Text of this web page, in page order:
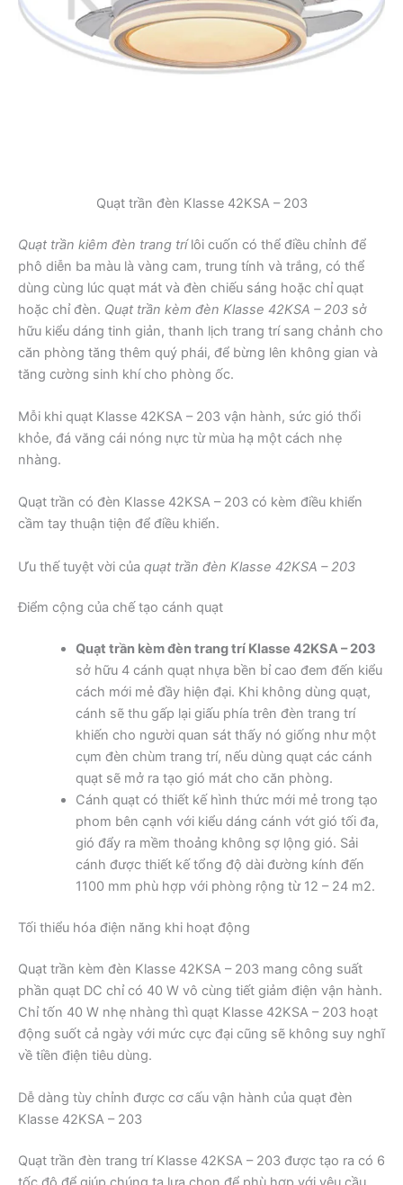
Quạt trần đèn Klasse 42KSA – 203
Quạt trần kiêm đèn trang trílôi cuốn có thể điều chỉnh để
phô diễn ba màu là vàng cam, trung tính và trắng, có thể
dùng cùng lúc quạt mát và đèn chiếu sáng hoặc chỉ quạt
hoặc chỉ đèn. Quạt trần kèm đèn Klasse 42KSA – 203 sở
hữu kiểu dáng tinh giản, thanh lịch trang trí sang chảnh cho
căn phòng tăng thêm quý phái, để bừng lên không gian và
tăng cường sinh khí cho phòng ốc.
Mỗi khi quạt Klasse 42KSA – 203 vận hành, sức gió thổi
khỏe, đá văng cái nóng nực từ mùa hạ một cách nhẹ
nhàng.
Quạt trần có đèn Klasse 42KSA – 203 có kèm điều khiển
cầm tay thuận tiện để điều khiển.
Ưu thế tuyệt vời của quạt trần đèn Klasse 42KSA – 203
Điểm cộng của chế tạo cánh quạt
Quạt trần kèm đèn trang trí Klasse 42KSA – 203
sở hữu 4 cánh quạt nhựa bền bỉ cao đem đến kiểu
cách mới mẻ đầy hiện đại. Khi không dùng quạt,
cánh sẽ thu gấp lại giấu phía trên đèn trang trí
khiến cho người quan sát thấy nó giống như một
cụm đèn chùm trang trí, nếu dùng quạt các cánh
quạt sẽ mở ra tạo gió mát cho căn phòng.
Cánh quạt có thiết kế hình thức mới mẻ trong tạo
phom bên cạnh với kiểu dáng cánh vớt gió tối đa,
gió đẩy ra mềm thoảng không sợ lộng gió. Sải
cánh được thiết kế tổng độ dài đường kính đến
1100 mm phù hợp với phòng rộng từ 12 – 24 m2.
Tối thiểu hóa điện năng khi hoạt động
Quạt trần kèm đèn Klasse 42KSA – 203 mang công suất
phần quạt DC chỉ có 40 W vô cùng tiết giảm điện vận hành.
Chỉ tốn 40 W nhẹ nhàng thì quạt Klasse 42KSA – 203 hoạt
động suốt cả ngày với mức cực đại cũng sẽ không suy nghĩ
về tiền điện tiêu dùng.
Dễ dàng tùy chỉnh được cơ cấu vận hành của quạt đèn
Klasse 42KSA – 203
Quạt trần đèn trang trí Klasse 42KSA – 203 được tạo ra có 6